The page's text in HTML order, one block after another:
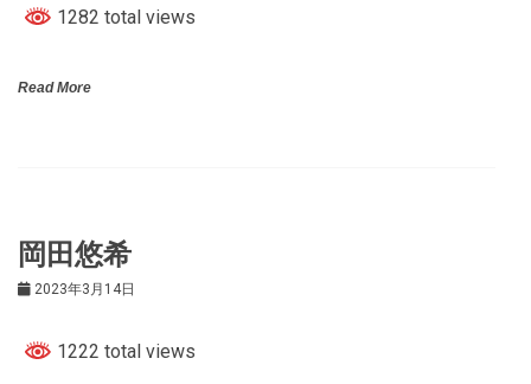
1282 total views
Read More
岡田悠希
2023年3月14日
1222 total views